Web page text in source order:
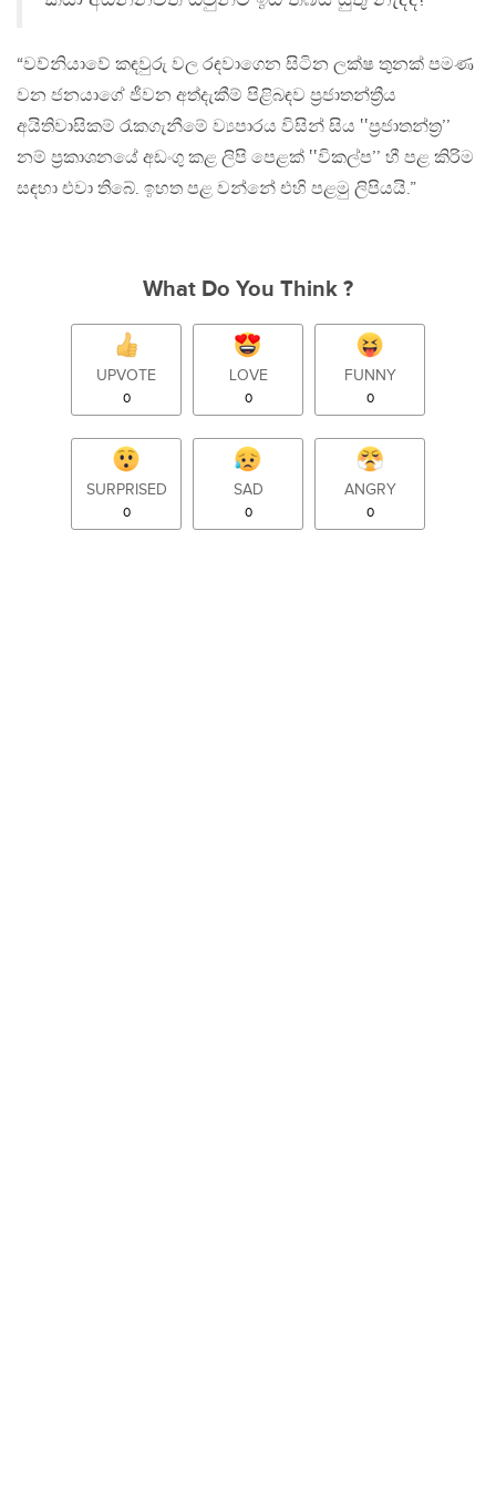
“වව්නියාවේ කඳවුරු වල රඳවාගෙන සිටින ලක්ෂ තුනක් පමණ
වන ජනයාගේ ජීවන අත්දැකීම් පිළිබඳව ප්‍රජාතන්ත්‍රීය
අයිතිවාසිකම් රැකගැනීමේ ව්‍යපාරය විසින් සිය ‛‛ප්‍රජාතන්ත්‍ර’’
නම් ප්‍රකාශනයේ අඩංගු කළ ලිපි පෙළක් ‛‛විකල්ප’’ හී පළ කිරිම
සඳහා එවා තිබේ. ඉහත පළ වන්නේ එහි පළමු ලිපියයි.”
What Do You Think ?
UPVOTE
0
LOVE
0
FUNNY
0
SURPRISED
0
SAD
0
ANGRY
0